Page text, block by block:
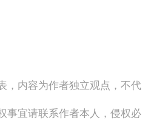
，内容为作者独立观点，不代
事宜请联系作者本人，侵权必